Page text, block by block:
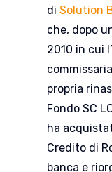
di Solution
che, dopo
2010 in cui
propria
Fondo SC
ha
Credito di
banca e